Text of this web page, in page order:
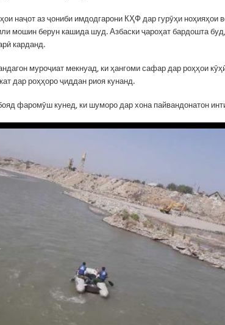
наҷот аз ҷониби имдодгарони КҲФ дар гурӯҳи ноҳияҳои
мошин берун кашида шуд. Азбаски ҷароҳат бардошта
карданд.
муроҷиат мекнуад, ки ҳангоми сафар дар роҳҳои
дар роҳҳоро ҷиддан риоя кунанд.
фаромӯш кунед, ки шуморо дар хона пайвандонатон